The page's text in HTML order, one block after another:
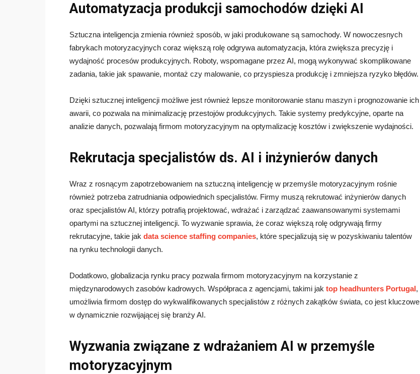
Automatyzacja produkcji samochodów dzięki AI
Sztuczna inteligencja zmienia również sposób, w jaki produkowane są samochody. W nowoczesnych
fabrykach motoryzacyjnych coraz większą rolę odgrywa automatyzacja, która zwiększa precyzję i
wydajność procesów produkcyjnych. Roboty, wspomagane przez AI, mogą wykonywać skomplikowane
zadania, takie jak spawanie, montaż czy malowanie, co przyspiesza produkcję i zmniejsza ryzyko błędów.
Dzięki sztucznej inteligencji możliwe jest również lepsze monitorowanie stanu maszyn i prognozowanie ich
awarii, co pozwala na minimalizację przestojów produkcyjnych. Takie systemy predykcyjne, oparte na
analizie danych, pozwalają firmom motoryzacyjnym na optymalizację kosztów i zwiększenie wydajności.
Rekrutacja specjalistów ds. AI i inżynierów danych
Wraz z rosnącym zapotrzebowaniem na sztuczną inteligencję w przemyśle motoryzacyjnym rośnie
również potrzeba zatrudniania odpowiednich specjalistów. Firmy muszą rekrutować inżynierów danych
oraz specjalistów AI, którzy potrafią projektować, wdrażać i zarządzać zaawansowanymi systemami
opartymi na sztucznej inteligencji. To wyzwanie sprawia, że coraz większą rolę odgrywają firmy
rekrutacyjne, takie jak data science staffing companies, które specjalizują się w pozyskiwaniu talentów
na rynku technologii danych.
Dodatkowo, globalizacja rynku pracy pozwala firmom motoryzacyjnym na korzystanie z
międzynarodowych zasobów kadrowych. Współpraca z agencjami, takimi jak top headhunters Portugal,
umożliwia firmom dostęp do wykwalifikowanych specjalistów z różnych zakątków świata, co jest kluczowe
w dynamicznie rozwijającej się branży AI.
Wyzwania związane z wdrażaniem AI w przemyśle
motoryzacyjnym